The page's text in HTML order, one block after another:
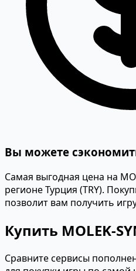
Вы можете
Самая выгодная цена на
регионе Турция (TRY).
позволит вам получить
Купить MOLEK-
Сравните сервисы